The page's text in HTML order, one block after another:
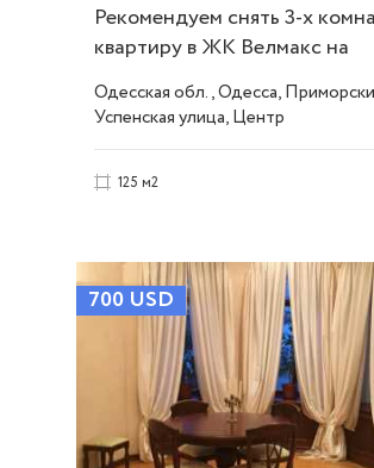
Рекомендуем снять 3-х
квартиру в ЖК Велмакс на
ул.Успенской ID 19635
Одесская обл., Одесса,
Успенская улица, Центр
125 м2
700 USD